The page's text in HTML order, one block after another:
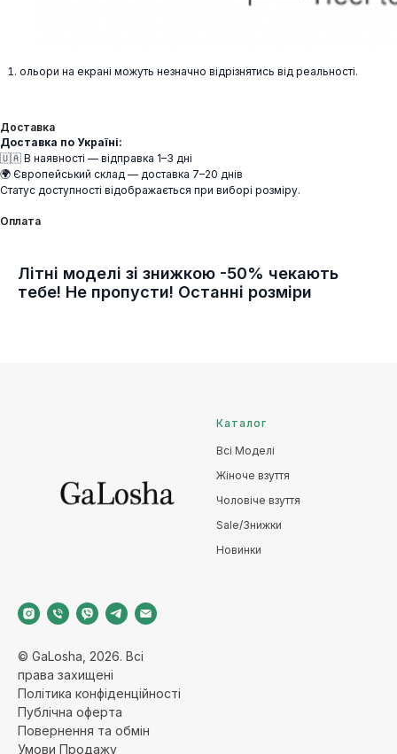
ольори на екрані можуть незначно відрізнятись від реальності.
Доставка
Доставка по Україні:
🇺🇦 В наявності — відправка 1–3 дні
🌍 Європейський склад — доставка 7–20 днів
Статус доступності відображається при виборі розміру.
Оплата
Літні моделі зі знижкою -50% чекають
тебе! Не пропусти! Останні розміри
© GaLosha, 2026. Всі
права захищені
Політика конфіденційності
Публічна оферта
Повернення та обмін
Умови Продажу
Каталог
Всі Моделі
Жіноче взуття
Чоловіче взуття
Sale/Знижки
Новинки